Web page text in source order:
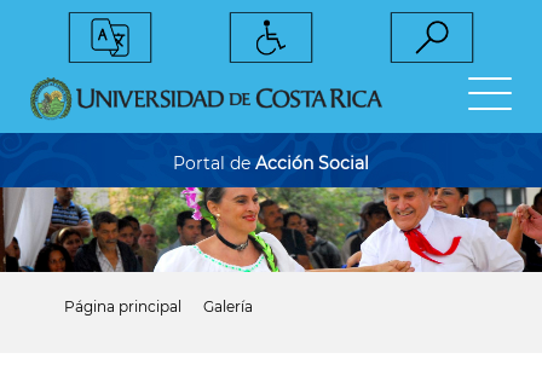
Portal de Acción Social
Página principal Galería